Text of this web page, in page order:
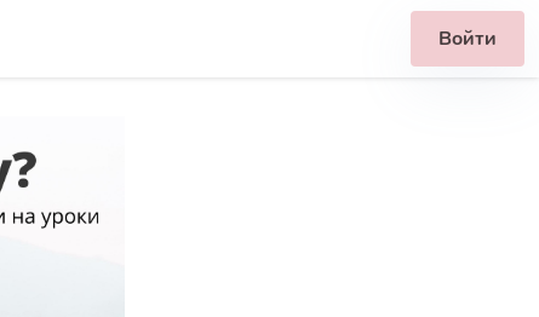
Войти